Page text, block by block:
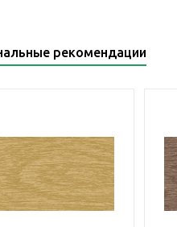
рекомендации